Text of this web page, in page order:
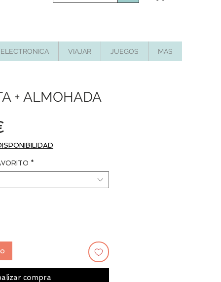
ELECTRONICA VIAJAR JUEGOS MAS
+ ALMOHADA
*
compra